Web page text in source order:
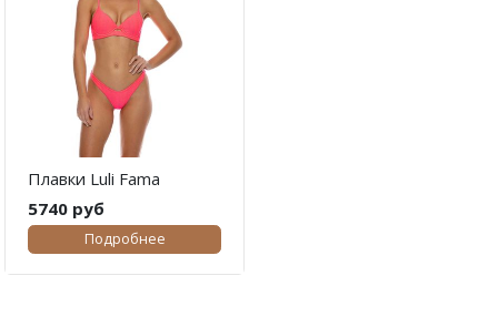
Плавки Luli Fama
5740 руб
Подробнее